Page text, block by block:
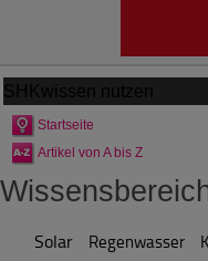
SHKwissen nutzen
Startseite
Artikel von A bis Z
Solar Regenwasser